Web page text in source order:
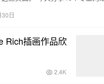
日
Rich插画作品欣
2.4K